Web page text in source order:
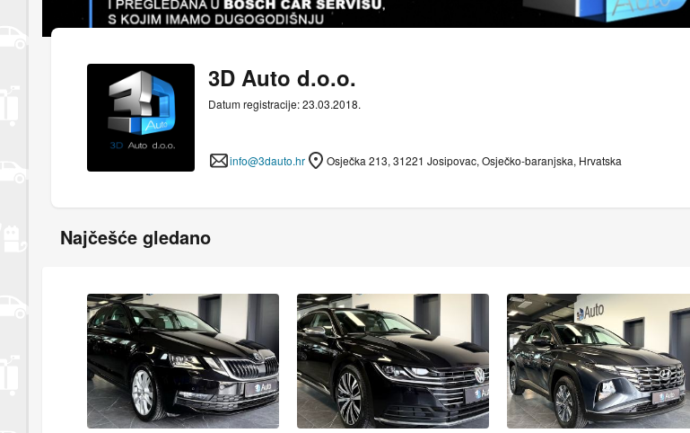
3D Auto d.o.o.
Datum registracije: 23.03.2018.
info@3dauto.hr Osječka 213, 31221 Josipovac, Osječko-baranjska, Hrvatska
Najčešće gledano